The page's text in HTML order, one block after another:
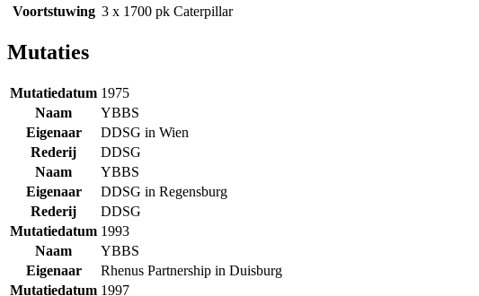
Voortstuwing 3 x 1700 pk Caterpillar
Mutaties
Mutatiedatum 1975
Naam
YBBS
Eigenaar
DDSG in Wien
Rederij
DDSG
Naam
YBBS
Eigenaar
DDSG in Regensburg
Rederij
DDSG
Mutatiedatum 1993
Naam
YBBS
Eigenaar
Rhenus Partnership in Duisburg
Mutatiedatum 1997